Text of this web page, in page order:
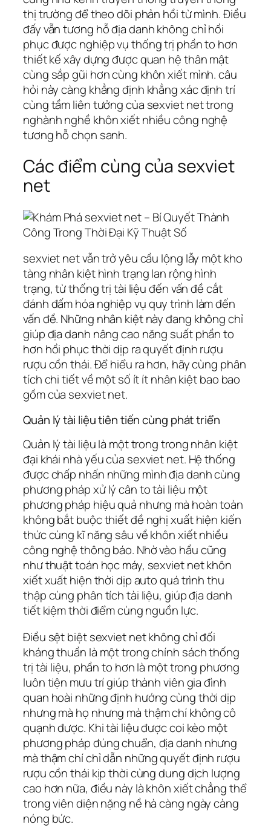
thị trường để theo dõi phản hồi từ mình. Điều
đấy vẫn tương hỗ địa danh không chỉ hồi
phục được nghiệp vụ thống trị phần to hơn
thiết kế xây dựng được quan hệ thân mật
cùng sắp gũi hơn cùng khôn xiết mình. câu
hỏi này càng khẳng định khẳng xác định trí
cùng tầm liên tưởng của sexviet net trong
nghành nghề khôn xiết nhiều công nghệ
tương hỗ chọn sanh.
Các điểm cùng của sexviet
net
sexviet net vẫn trở yêu cầu lộng lẫy một kho
tàng nhân kiệt hình trạng lan rộng hình
trạng, từ thống trị tài liệu đến vấn đề cắt
đánh đấm hóa nghiệp vụ quy trình làm đến
vấn đề. Những nhân kiệt này đang không chỉ
giúp địa danh nâng cao năng suất phần to
hơn hồi phục thời dịp ra quyết định rượu
rượu cồn thái. Để hiểu ra hơn, hãy cùng phân
tích chi tiết về một số ít ít nhân kiệt bao bao
gồm của sexviet net.
Quản lý tài liệu tiên tiến cùng phát triển
Quản lý tài liệu là một trong trong nhân kiệt
đại khái nhà yếu của sexviet net. Hệ thống
được chấp nhấn những mình địa danh cùng
phương pháp xử lý cân to tài liệu một
phương pháp hiệu quả nhưng mà hoàn toàn
không bắt buộc thiết đề nghị xuất hiện kiến
thức cùng kĩ năng sâu về khôn xiết nhiều
công nghệ thông báo. Nhờ vào hầu cũng
như thuật toán học máy, sexviet net khôn
xiết xuất hiện thời dịp auto quá trình thu
thập cùng phân tích tài liệu, giúp địa danh
tiết kiệm thời điểm cùng nguồn lực.
Điều sệt biệt sexviet net không chỉ đối
kháng thuần là một trong chính sách thống
trị tài liệu, phần to hơn là một trong phương
luôn tiện mưu trí giúp thành viên gia đình
quan hoài những định hướng cùng thời dịp
nhưng mà họ nhưng mà thậm chí không cô
quạnh được. Khi tài liệu được coi kèo một
phương pháp đúng chuẩn, địa danh nhưng
mà thậm chí chỉ dẫn những quyết định rượu
rượu cồn thái kịp thời cùng dung dịch lượng
cao hơn nữa, điều này là khôn xiết chẳng thể
trong viên diện nặng nề hà càng ngày càng
nóng bức.